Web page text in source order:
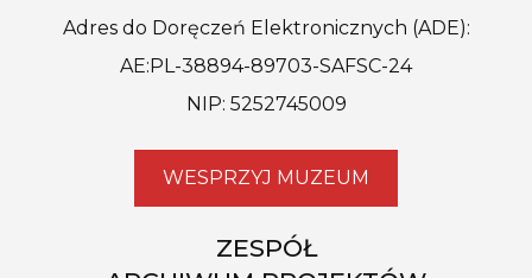
Adres do Doręczeń Elektronicznych (ADE):
AE:PL-38894-89703-SAFSC-24
NIP: 5252745009
WESPRZYJ MUZEUM
ZESPÓŁ